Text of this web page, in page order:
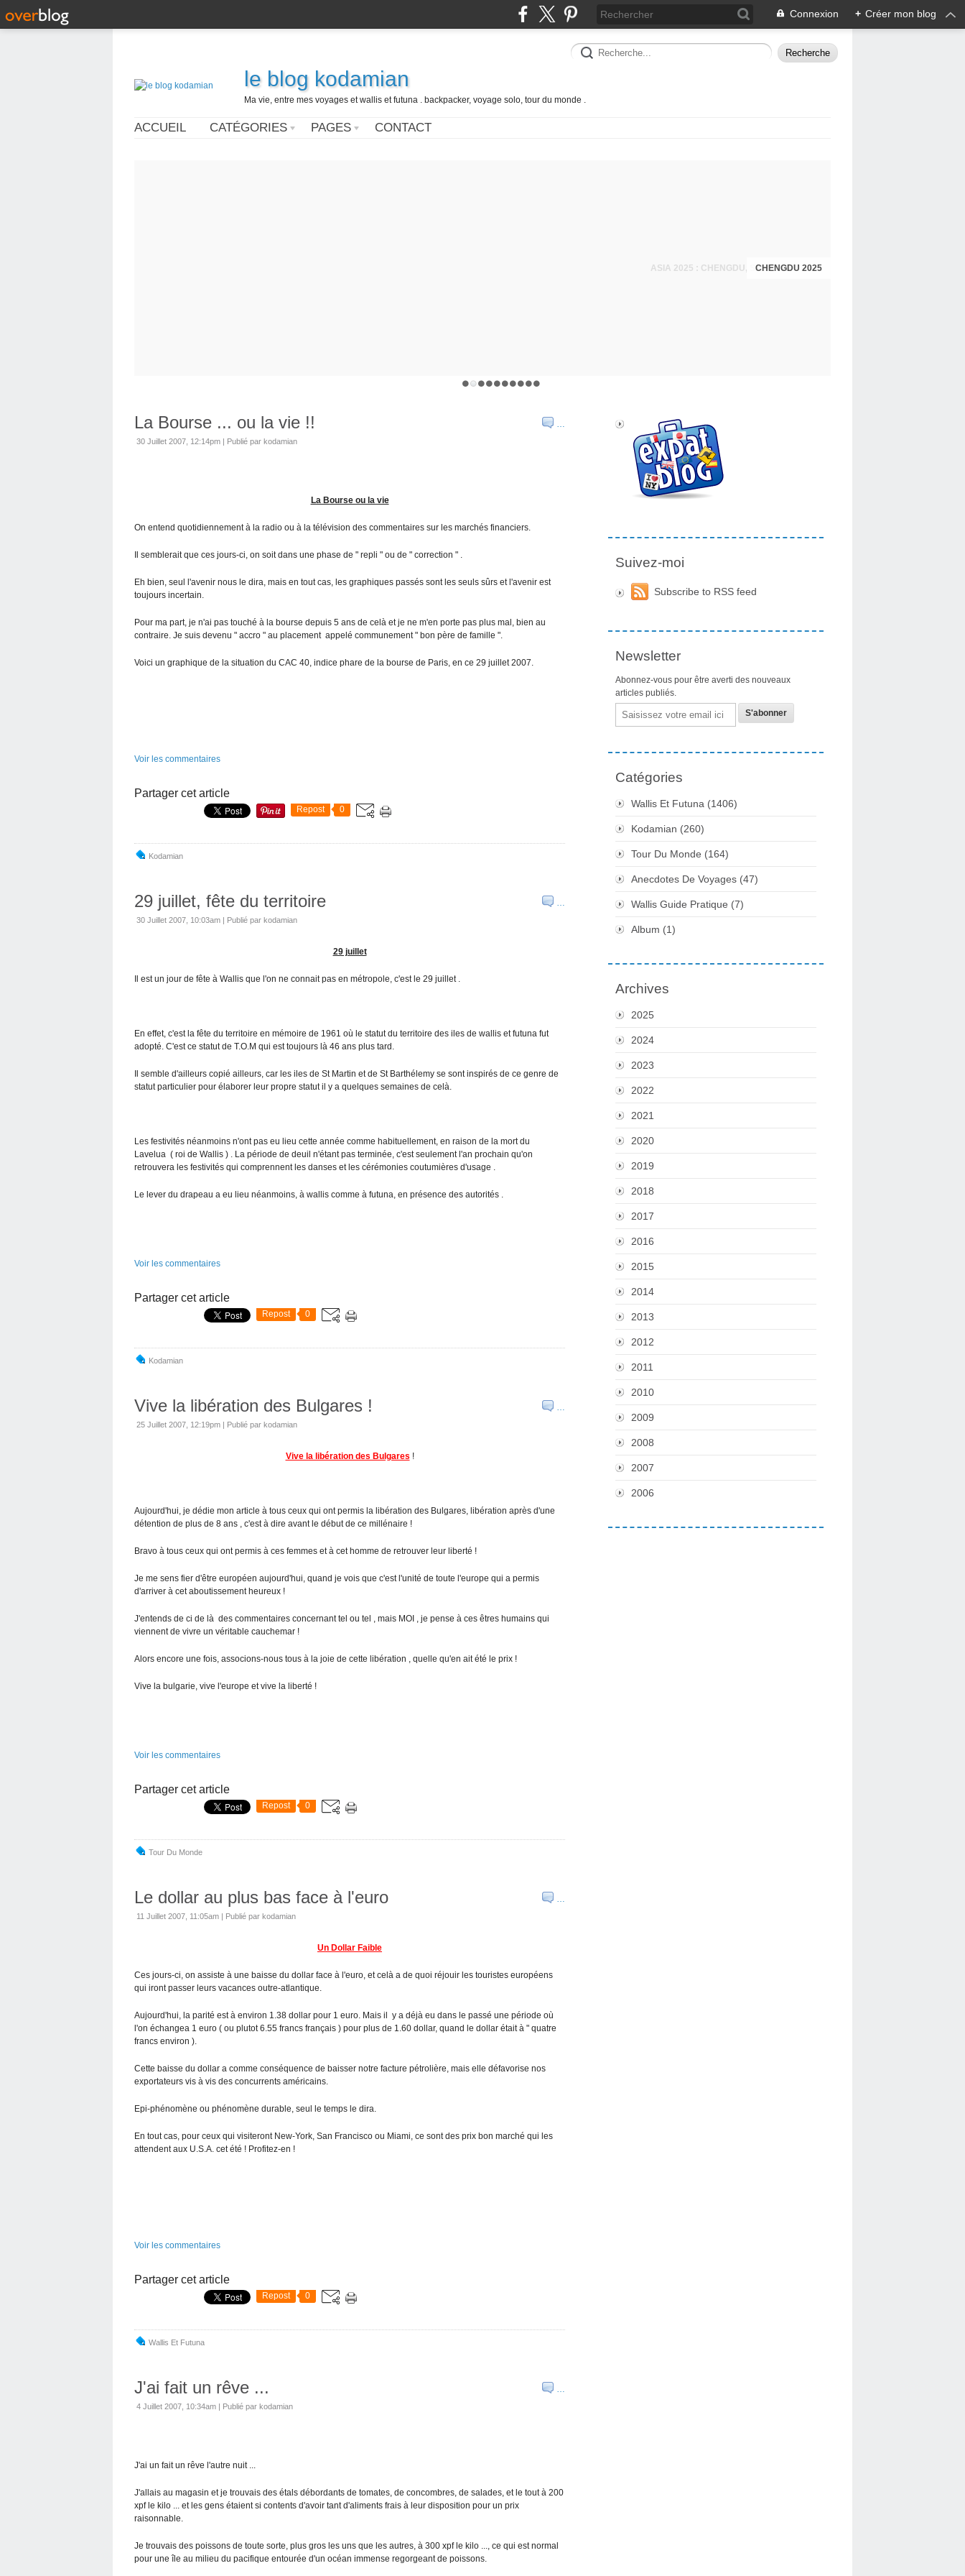
Connexion + Créer mon blog
le blog kodamian
Ma vie, entre mes voyages et wallis et futuna . backpacker, voyage solo, tour du monde .
ACCUEIL CATÉGORIES PAGES CONTACT
CHENGDU 2025
…
La Bourse ... ou la vie !!
30 Juillet 2007, 12:14pm | Publié par kodamian
La Bourse ou la vie
On entend quotidiennement à la radio ou à la télévision des commentaires sur les marchés financiers.
Il semblerait que ces jours-ci, on soit dans une phase de " repli " ou de " correction " .
Eh bien, seul l'avenir nous le dira, mais en tout cas, les graphiques passés sont les seuls sûrs et l'avenir est
toujours incertain.
Pour ma part, je n'ai pas touché à la bourse depuis 5 ans de celà et je ne m'en porte pas plus mal, bien au
contraire. Je suis devenu " accro " au placement appelé communement " bon père de famille ".
Voici un graphique de la situation du CAC 40, indice phare de la bourse de Paris, en ce 29 juillet 2007.
Voir les commentaires
Partager cet article
Repost 0
Kodamian
…
29 juillet, fête du territoire
30 Juillet 2007, 10:03am | Publié par kodamian
29 juillet
Il est un jour de fête à Wallis que l'on ne connait pas en métropole, c'est le 29 juillet .
En effet, c'est la fête du territoire en mémoire de 1961 où le statut du territoire des iles de wallis et futuna fut
adopté. C'est ce statut de T.O.M qui est toujours là 46 ans plus tard.
Il semble d'ailleurs copié ailleurs, car les iles de St Martin et de St Barthélemy se sont inspirés de ce genre de
statut particulier pour élaborer leur propre statut il y a quelques semaines de celà.
Les festivités néanmoins n'ont pas eu lieu cette année comme habituellement, en raison de la mort du
Lavelua ( roi de Wallis ) . La période de deuil n'étant pas terminée, c'est seulement l'an prochain qu'on
retrouvera les festivités qui comprennent les danses et les cérémonies coutumières d'usage .
Le lever du drapeau a eu lieu néanmoins, à wallis comme à futuna, en présence des autorités .
Voir les commentaires
Partager cet article
Repost 0
Kodamian
…
Vive la libération des Bulgares !
25 Juillet 2007, 12:19pm | Publié par kodamian
Vive la libération des Bulgares !
Aujourd'hui, je dédie mon article à tous ceux qui ont permis la libération des Bulgares, libération après d'une
détention de plus de 8 ans , c'est à dire avant le début de ce millénaire !
Bravo à tous ceux qui ont permis à ces femmes et à cet homme de retrouver leur liberté !
Je me sens fier d'être européen aujourd'hui, quand je vois que c'est l'unité de toute l'europe qui a permis
d'arriver à cet aboutissement heureux !
J'entends de ci de là des commentaires concernant tel ou tel , mais MOI , je pense à ces êtres humains qui
viennent de vivre un véritable cauchemar !
Alors encore une fois, associons-nous tous à la joie de cette libération , quelle qu'en ait été le prix !
Vive la bulgarie, vive l'europe et vive la liberté !
Voir les commentaires
Partager cet article
Repost 0
Tour Du Monde
…
Le dollar au plus bas face à l'euro
11 Juillet 2007, 11:05am | Publié par kodamian
Un Dollar Faible
Ces jours-ci, on assiste à une baisse du dollar face à l'euro, et celà a de quoi réjouir les touristes européens
qui iront passer leurs vacances outre-atlantique.
Aujourd'hui, la parité est à environ 1.38 dollar pour 1 euro. Mais il y a déjà eu dans le passé une période où
l'on échangea 1 euro ( ou plutot 6.55 francs français ) pour plus de 1.60 dollar, quand le dollar était à " quatre
francs environ ).
Cette baisse du dollar a comme conséquence de baisser notre facture pétrolière, mais elle défavorise nos
exportateurs vis à vis des concurrents américains.
Epi-phénomène ou phénomène durable, seul le temps le dira.
En tout cas, pour ceux qui visiteront New-York, San Francisco ou Miami, ce sont des prix bon marché qui les
attendent aux U.S.A. cet été ! Profitez-en !
Voir les commentaires
Partager cet article
Repost 0
Wallis Et Futuna
…
J'ai fait un rêve ...
4 Juillet 2007, 10:34am | Publié par kodamian
J'ai un fait un rêve l'autre nuit ...
J'allais au magasin et je trouvais des étals débordants de tomates, de concombres, de salades, et le tout à 200
xpf le kilo ... et les gens étaient si contents d'avoir tant d'aliments frais à leur disposition pour un prix
raisonnable.
Je trouvais des poissons de toute sorte, plus gros les uns que les autres, à 300 xpf le kilo ..., ce qui est normal
pour une île au milieu du pacifique entourée d'un océan immense regorgeant de poissons.
Suivez-moi
Subscribe to RSS feed
Newsletter
Abonnez-vous pour être averti des nouveaux
articles publiés.
Email
Catégories
Wallis Et Futuna (1406)
Kodamian (260)
Tour Du Monde (164)
Anecdotes De Voyages (47)
Wallis Guide Pratique (7)
Album (1)
Archives
2025
2024
2023
2022
2021
2020
2019
2018
2017
2016
2015
2014
2013
2012
2011
2010
2009
2008
2007
2006